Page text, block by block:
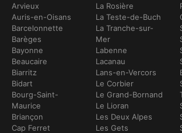
Arvieux
Auris-en-Oisans
Barcelonnette
Barèges
Bayonne
Beaucaire
Biarritz
Bidart
Bourg-Saint-
Maurice
Briançon
Cap Ferret
La Rosière
La Teste-de-Buch
La Tranche-sur-
Mer
Labenne
Lacanau
Lans-en-Vercors
Le Corbier
Le Grand-Bornand
Le Lioran
Les Deux Alpes
Les Gets